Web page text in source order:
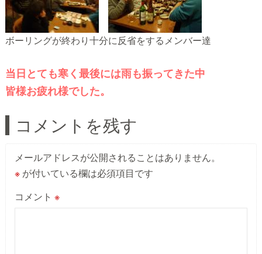
ボーリングが終わり十分に反省をするメンバー達
当日とても寒く最後には雨も振ってきた中
皆様お疲れ様でした。
コメントを残す
メールアドレスが公開されることはありません。
※が付いている欄は必須項目です
コメント ※